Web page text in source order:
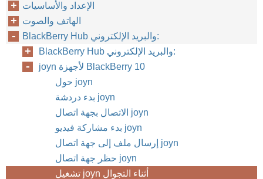
الإعداد والأساسيات
الهاتف والصوت
BlackBerry Hub والبريد الإلكتروني:
BlackBerry Hub والبريد الإلكتروني:
joyn لأجهزة BlackBerry 10
حول joyn
بدء دردشة joyn
الاتصال بجهة اتصال joyn
بدء مشاركة فيديو joyn
إرسال ملف إلى جهة اتصال joyn
حظر جهة اتصال joyn
تشغيل joyn أثناء التجوال